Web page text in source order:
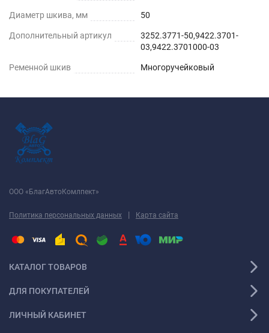
Диаметр шкива, мм 50
Дополнительный артикул
3252.3771-50,9422.3701-
03,9422.3701000-03
Ременной шкив Многоручейковый
ООО «БлагАвтоКомлпект»
Политика персональных данных | Карта сайта
КАТАЛОГ ТОВАРОВ
ДЛЯ ПОКУПАТЕЛЕЙ
ЛИЧНЫЙ КАБИНЕТ